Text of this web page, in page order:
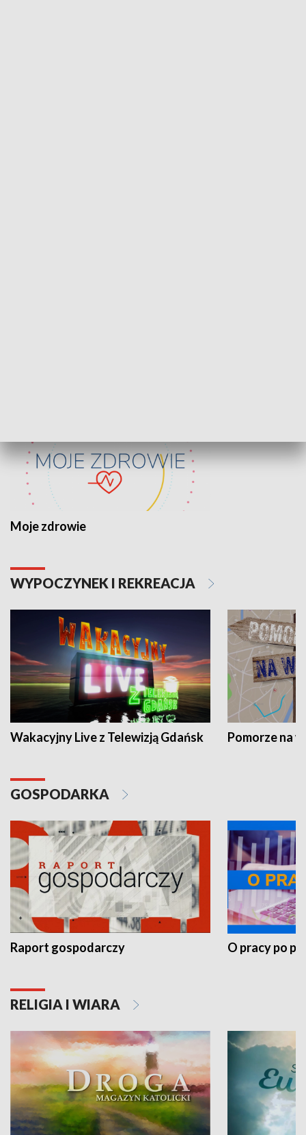
Moje zdrowie
WYPOCZYNEK I REKREACJA
Wakacyjny Live z Telewizją Gdańsk Pomorze na
GOSPODARKA
Raport gospodarczy O pracy po
RELIGIA I WIARA